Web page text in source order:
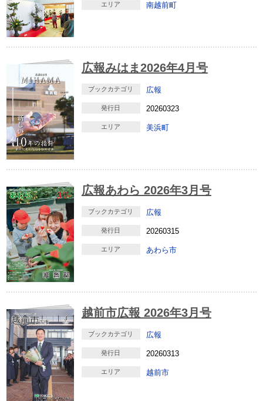
エリア 南越前町
広報みはま2026年4月号
ブックカテゴリ 広報
発行日 20260323
エリア 美浜町
広報あわら 2026年3月号
ブックカテゴリ 広報
発行日 20260315
エリア あわら市
越前市広報 2026年3月号
ブックカテゴリ 広報
発行日 20260313
エリア 越前市